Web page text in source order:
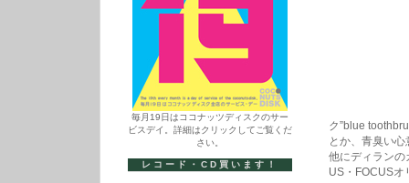
ク”blue
とか、青臭い
他にディランの
US・FOCUSオ
毎月19日はココナッツディスクのサー
ビスデイ。詳細はクリックしてご覧くだ
さい。
レコード・CD買います！